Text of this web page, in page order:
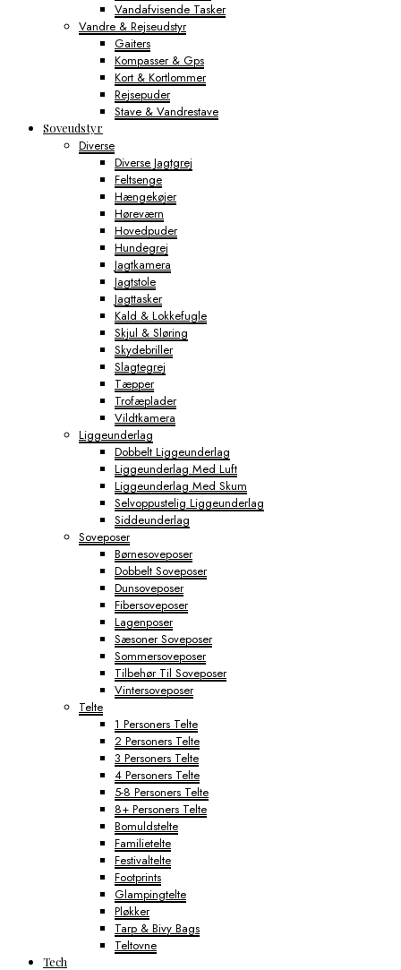
Vandafvisende Tasker
Vandre & Rejseudstyr
Gaiters
Kompasser & Gps
Kort & Kortlommer
Rejsepuder
Stave & Vandrestave
Soveudstyr
Diverse
Diverse Jagtgrej
Feltsenge
Hængekøjer
Høreværn
Hovedpuder
Hundegrej
Jagtkamera
Jagtstole
Jagttasker
Kald & Lokkefugle
Skjul & Sløring
Skydebriller
Slagtegrej
Tæpper
Trofæplader
Vildtkamera
Liggeunderlag
Dobbelt Liggeunderlag
Liggeunderlag Med Luft
Liggeunderlag Med Skum
Selvoppustelig Liggeunderlag
Siddeunderlag
Soveposer
Børnesoveposer
Dobbelt Soveposer
Dunsoveposer
Fibersoveposer
Lagenposer
Sæsoner Soveposer
Sommersoveposer
Tilbehør Til Soveposer
Vintersoveposer
Telte
1 Personers Telte
2 Personers Telte
3 Personers Telte
4 Personers Telte
5-8 Personers Telte
8+ Personers Telte
Bomuldstelte
Familietelte
Festivaltelte
Footprints
Glampingtelte
Pløkker
Tarp & Bivy Bags
Teltovne
Tech